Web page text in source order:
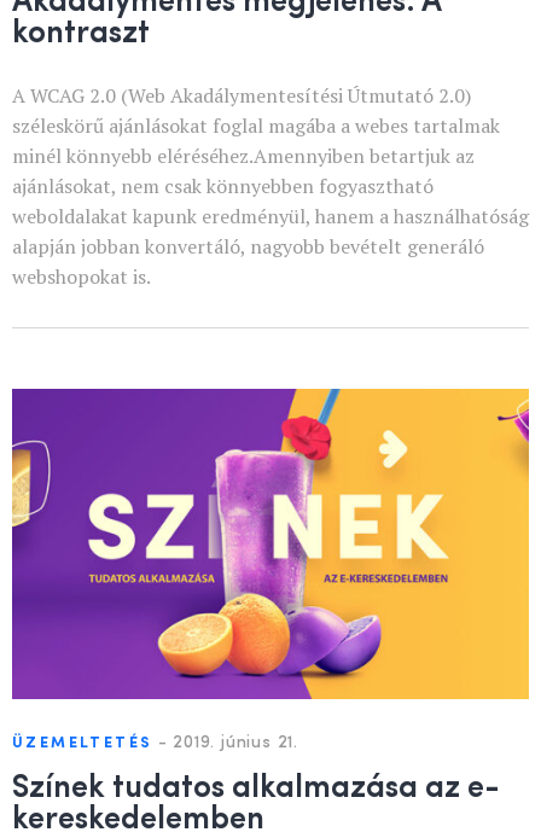
kontraszt
A WCAG 2.0 (Web Akadálymentesítési Útmutató 2.0)
széleskörű ajánlásokat foglal magába a webes tartalmak
minél könnyebb eléréséhez.Amennyiben betartjuk az
ajánlásokat, nem csak könnyebben fogyasztható
weboldalakat kapunk eredményül, hanem a használhatóság
alapján jobban konvertáló, nagyobb bevételt generáló
webshopokat is.
ÜZEMELTETÉS - 2019. június 21.
Színek tudatos alkalmazása az e-
kereskedelemben